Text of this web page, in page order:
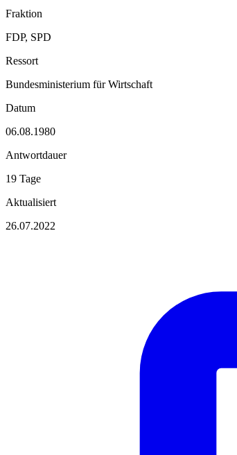
Fraktion
FDP, SPD
Ressort
Bundesministerium für Wirtschaft
Datum
06.08.1980
Antwortdauer
19 Tage
Aktualisiert
26.07.2022